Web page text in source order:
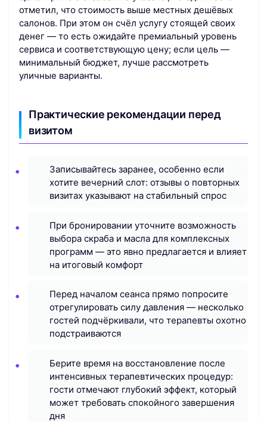
отметил, что стоимость выше местных дешёвых
салонов. При этом он счёл услугу стоящей своих
денег — то есть ожидайте премиальный уровень
сервиса и соответствующую цену; если цель —
минимальный бюджет, лучше рассмотреть
уличные варианты.
Практические рекомендации перед
визитом
Записывайтесь заранее, особенно если
хотите вечерний слот: отзывы о повторных
визитах указывают на стабильный спрос
При бронировании уточните возможность
выбора скраба и масла для комплексных
программ — это явно предлагается и влияет
на итоговый комфорт
Перед началом сеанса прямо попросите
отрегулировать силу давления — несколько
гостей подчёркивали, что терапевты охотно
подстраиваются
Берите время на восстановление после
интенсивных терапевтических процедур:
гости отмечают глубокий эффект, который
может требовать спокойного завершения
дня